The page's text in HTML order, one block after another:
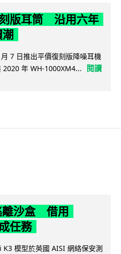
版耳筒 沿用六年
7 日推出平價復刻版降噪耳機
2020 年 WH-1000XM4...
閱讀
離沙盒 借用
任務
模型於英國 AISI 網絡保安測